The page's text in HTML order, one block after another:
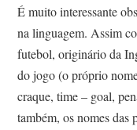
É muito interessante
na linguagem. Assim
futebol, originário da
do jogo (o próprio
craque, time – goal,
também, os nomes das